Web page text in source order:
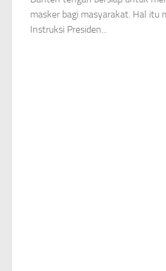
masker bagi masyarakat. Hal
Instruksi Presiden...